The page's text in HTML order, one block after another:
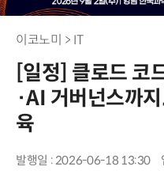
이코노미 > IT
[일정] 클로드 코
·AI 거버넌스까
육
발행일 : 2026-06-18 13:30